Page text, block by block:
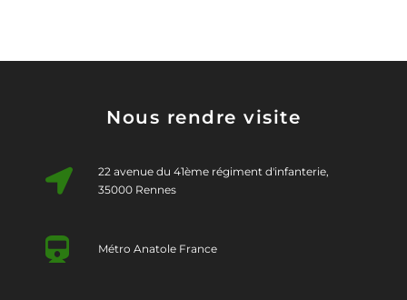
Nous rendre visite
22 avenue du 41ème régiment d'infanterie,
35000 Rennes
Métro Anatole France